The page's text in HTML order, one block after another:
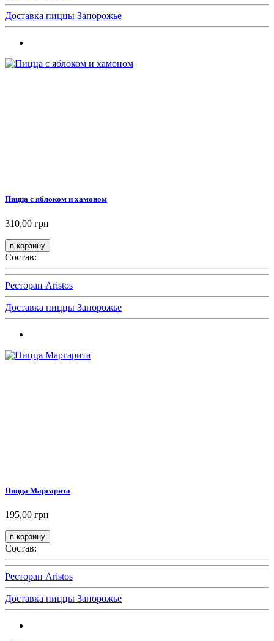
Доставка пиццы Запорожье
Пицца с яблоком и хамоном
310,00 грн
Состав:
Ресторан Aristos
Доставка пиццы Запорожье
Пицца Маргарита
195,00 грн
Состав:
Ресторан Aristos
Доставка пиццы Запорожье